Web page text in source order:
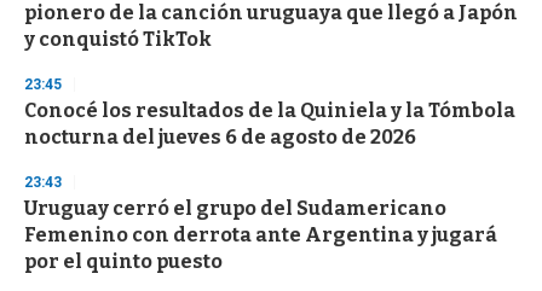
pionero de la canción uruguaya que llegó a Japón
y conquistó TikTok
23:45
Conocé los resultados de la Quiniela y la Tómbola
nocturna del jueves 6 de agosto de 2026
23:43
Uruguay cerró el grupo del Sudamericano
Femenino con derrota ante Argentina y jugará
por el quinto puesto